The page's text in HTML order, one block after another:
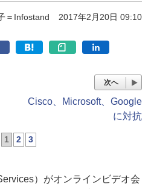
＝Infostand 2017年2月20日 09:10
次へ
Cisco、Microsoft、Google
に対抗
1 2 3
）がオンラインビデオ会